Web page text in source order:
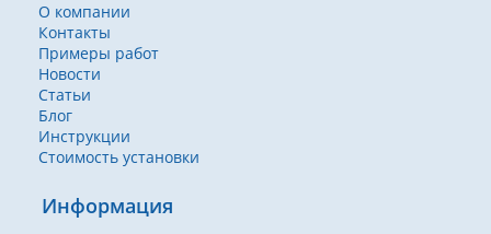
О компании
Контакты
Примеры работ
Новости
Статьи
Блог
Инструкции
Стоимость установки
Информация